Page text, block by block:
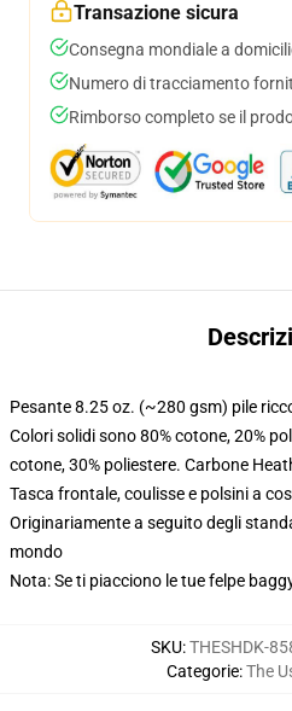
Transazione sicura
Consegna mondiale a
Numero di tracciamento
Rimborso completo se il
Pesante 8.25 oz. (~280 gsm) pile
Colori solidi sono 80% cotone, 20%
cotone, 30% poliestere. Carbone
Tasca frontale, coulisse e polsini a
Originariamente a seguito degli
mondo
Nota: Se ti piacciono le tue felpe
SKU:THESHDK-
Categorie:The